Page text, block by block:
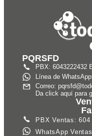
PQRSFD
PBX: 6043222432
Línea de
Correo:
Da click aquí para
PBX Ventas: 604
WhatsApp